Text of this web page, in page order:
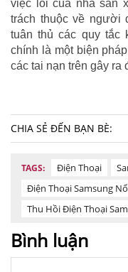
việc lỗi của nhà sản
trách thuộc về người
tuân thủ các quy tắc
chính là một biện
các tai nạn trên gây ra
CHIA SẺ ĐẾN BẠN BÈ:
TAGS: Điện Thoại
Điện Thoại Samsung Nổ
Thu Hồi Điện Thoại
Bình luận